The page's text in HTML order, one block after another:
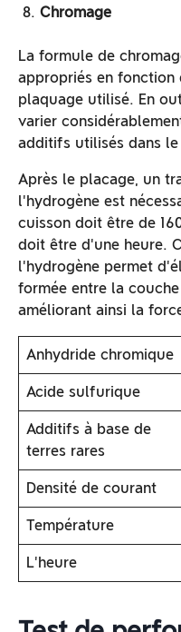
Chromage
La formule de
appropriés en fonction
plaquage utilisé. En
varier
additifs utilisés dans le
Après le placage, un
l'hydrogène est
cuisson doit être de
doit être d'une heure.
l'hydrogène permet
formée entre la
améliorant ainsi la
Anhydride chromique
Acide sulfurique
Additifs à base de
terres rares
Densité de courant
Température
L'heure